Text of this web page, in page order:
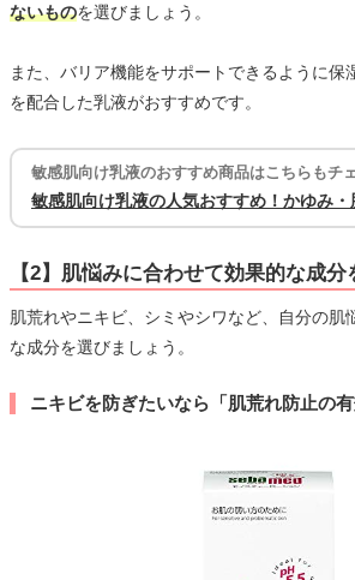
ないものを選びましょう。
また、バリア機能をサポートできるように保
を配合した乳液がおすすめです。
敏感肌向け乳液のおすすめ商品はこちらもチ
敏感肌向け乳液の人気おすすめ！かゆみ・
【2】肌悩みに合わせて効果的な成分
肌荒れやニキビ、シミやシワなど、自分の肌
な成分を選びましょう。
ニキビを防ぎたいなら「肌荒れ防止の有